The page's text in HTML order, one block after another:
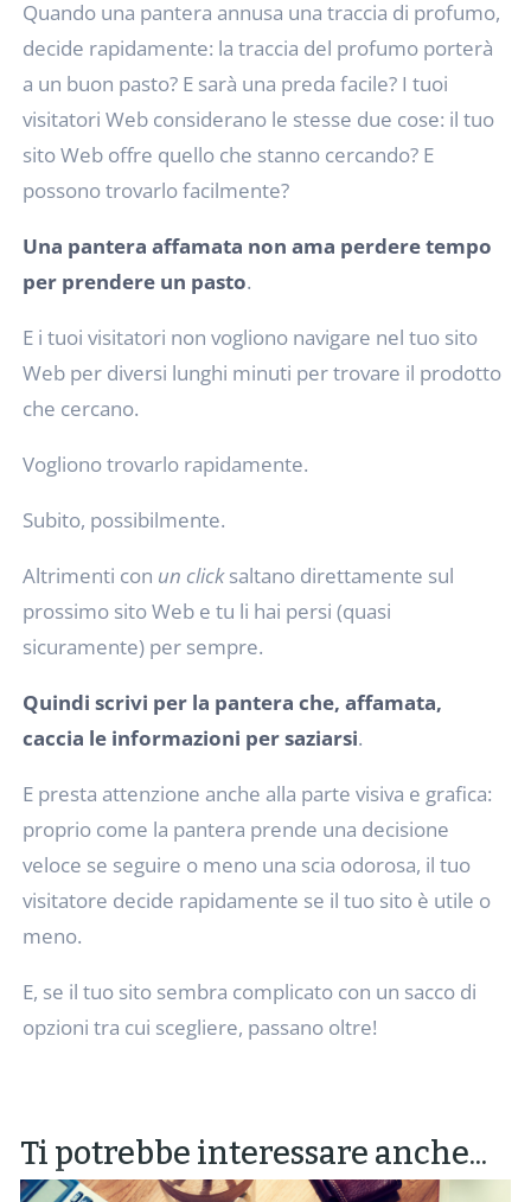
Quando una pantera annusa una traccia di profumo,
decide rapidamente: la traccia del profumo porterà
a un buon pasto? E sarà una preda facile? I tuoi
visitatori Web considerano le stesse due cose: il tuo
sito Web offre quello che stanno cercando? E
possono trovarlo facilmente?
Una pantera affamata non ama perdere tempo
per prendere un pasto.
E i tuoi visitatori non vogliono navigare nel tuo sito
Web per diversi lunghi minuti per trovare il prodotto
che cercano.
Vogliono trovarlo rapidamente.
Subito, possibilmente.
Altrimenti con un clicksaltano direttamente sul
prossimo sito Web e tu li hai persi (quasi
sicuramente) per sempre.
Quindi scrivi per la pantera che, affamata,
caccia le informazioni per saziarsi.
E presta attenzione anche alla parte visiva e grafica:
proprio come la pantera prende una decisione
veloce se seguire o meno una scia odorosa, il tuo
visitatore decide rapidamente se il tuo sito è utile o
meno.
E, se il tuo sito sembra complicato con un sacco di
opzioni tra cui scegliere, passano oltre!
Ti potrebbe interessare anche...